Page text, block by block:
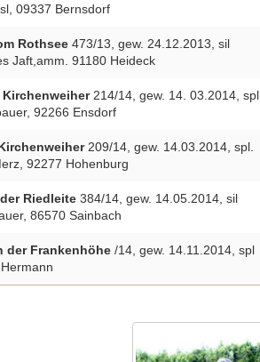
09337 Bernsdorf
Rothsee 473/13, gew. 24.12.2013, sil
Jaft,amm. 91180 Heideck
214/14, gew. 14. 03.2014, spl.
92266 Ensdorf
209/14, gew. 14.03.2014, spl.
92277 Hohenburg
Riedleite 384/14, gew. 14.05.2014, sil
86570 Sainbach
der Frankenhöhe /14, gew. 14.11.2014, spl